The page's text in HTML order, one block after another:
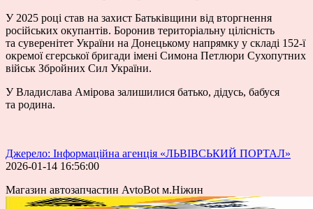
У 2025 році став на захист Батьківщини від вторгнення
російських окупантів. Боронив територіальну цілісність
та суверенітет України на Донецькому напрямку у складі 152-ї
окремої єгерської бригади імені Симона Петлюри Сухопутних
військ Збройних Сил України.
У Владислава Амірова залишилися батько, дідусь, бабуся
та родина.
Джерело: Інформаційна агенція «ЛЬВІВСЬКИЙ ПОРТАЛ»
2026-01-14 16:56:00
Магазин автозапчастин AvtoBot м.Ніжин